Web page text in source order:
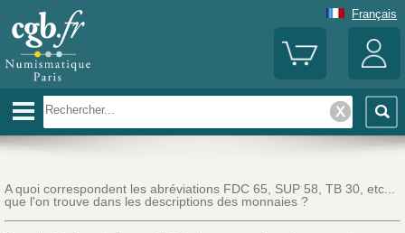
Français
A quoi correspondent les abréviations FDC 65, SUP 58, TB 30, etc...
que l'on trouve dans les descriptions des monnaies ?